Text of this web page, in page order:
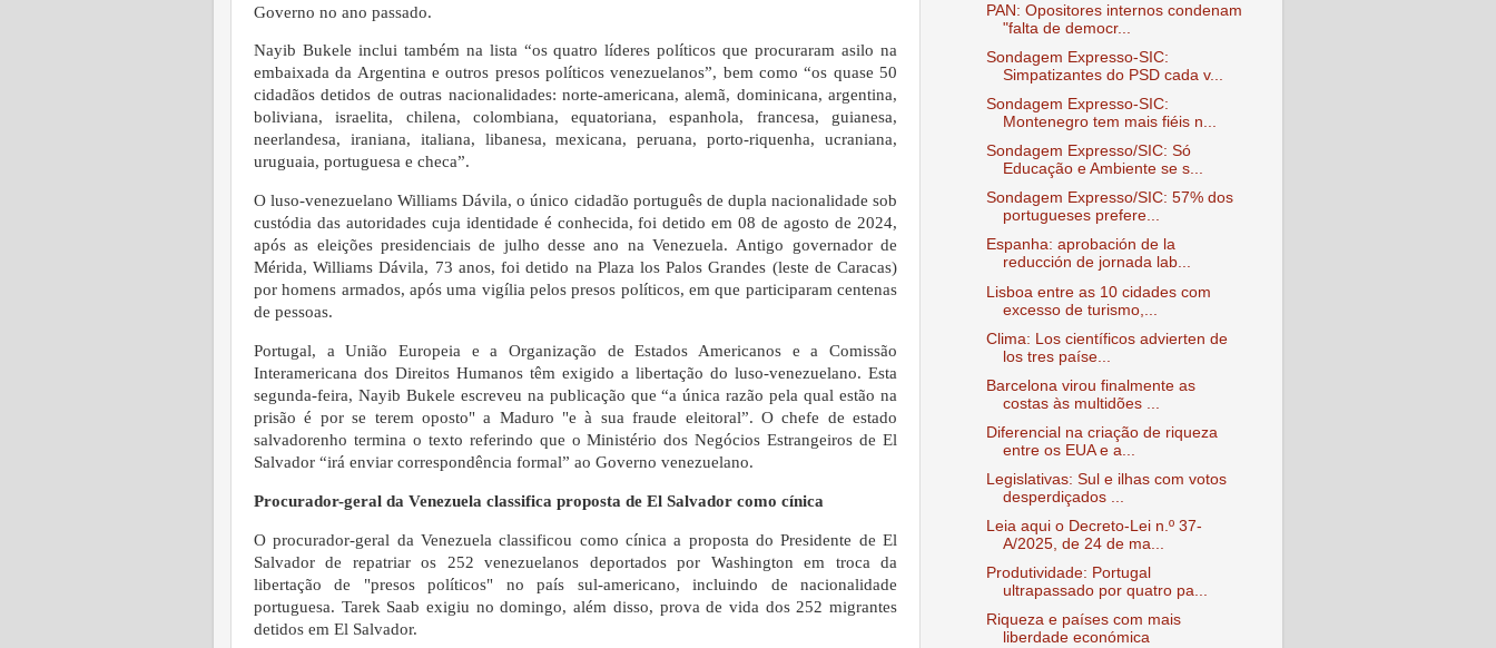
Governo no ano passado.
Nayib Bukele inclui também na lista “os quatro líderes políticos que procuraram asilo na
embaixada da Argentina e outros presos políticos venezuelanos”, bem como “os quase 50
cidadãos detidos de outras nacionalidades: norte-americana, alemã, dominicana, argentina,
boliviana, israelita, chilena, colombiana, equatoriana, espanhola, francesa, guianesa,
neerlandesa, iraniana, italiana, libanesa, mexicana, peruana, porto-riquenha, ucraniana,
uruguaia, portuguesa e checa”.
O luso-venezuelano Williams Dávila, o único cidadão português de dupla nacionalidade sob
custódia das autoridades cuja identidade é conhecida, foi detido em 08 de agosto de 2024,
após as eleições presidenciais de julho desse ano na Venezuela.Antigo governador de
Mérida, Williams Dávila, 73 anos, foi detido na Plaza los Palos Grandes (leste de Caracas)
por homens armados, após uma vigília pelos presos políticos, em que participaram centenas
de pessoas.
Portugal, a União Europeia e a Organização de Estados Americanos e a Comissão
Interamericana dos Direitos Humanos têm exigido a libertação do luso-venezuelano. Esta
segunda-feira, Nayib Bukele escreveu na publicação que “a única razão pela qual estão na
prisão é por se terem oposto" a Maduro "e à sua fraude eleitoral”. O chefe de estado
salvadorenho termina o texto referindo que o Ministério dos Negócios Estrangeiros de El
Salvador “irá enviar correspondência formal” ao Governo venezuelano.
Procurador-geral da Venezuela classifica proposta de El Salvador como cínica
O procurador-geral da Venezuela classificou como cínica a proposta do Presidente de El
Salvador de repatriar os 252 venezuelanos deportados por Washington em troca da
libertação de "presos políticos" no país sul-americano, incluindo de nacionalidade
portuguesa. Tarek Saab exigiu no domingo, além disso, prova de vida dos 252 migrantes
detidos em El Salvador.
PAN: Opositores internos condenam
"falta de democr...
Sondagem Expresso-SIC:
Simpatizantes do PSD cada v...
Sondagem Expresso-SIC:
Montenegro tem mais fiéis n...
Sondagem Expresso/SIC: Só
Educação e Ambiente se s...
Sondagem Expresso/SIC: 57% dos
portugueses prefere...
Espanha: aprobación de la
reducción de jornada lab...
Lisboa entre as 10 cidades com
excesso de turismo,...
Clima: Los científicos advierten de
los tres paíse...
Barcelona virou finalmente as
costas às multidões ...
Diferencial na criação de riqueza
entre os EUA e a...
Legislativas: Sul e ilhas com votos
desperdiçados ...
Leia aqui o Decreto-Lei n.º 37-
A/2025, de 24 de ma...
Produtividade: Portugal
ultrapassado por quatro pa...
Riqueza e países com mais
liberdade económica